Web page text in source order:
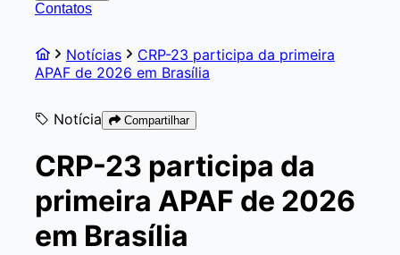
Contatos
Notícias
CRP-23 participa da primeira
APAF de 2026 em Brasília
Notícia Compartilhar
CRP-23 participa da
primeira APAF de 2026
em Brasília